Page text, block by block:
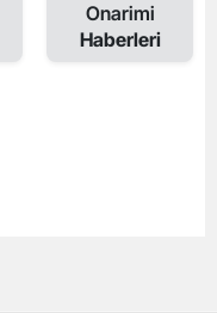
Onarimi
Haberleri